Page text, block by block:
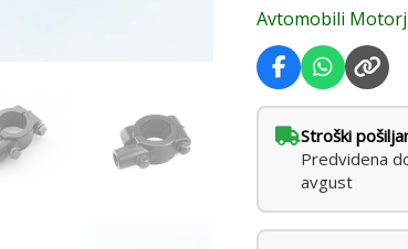
Avtomobili
Stroški
Predvidena
avgust